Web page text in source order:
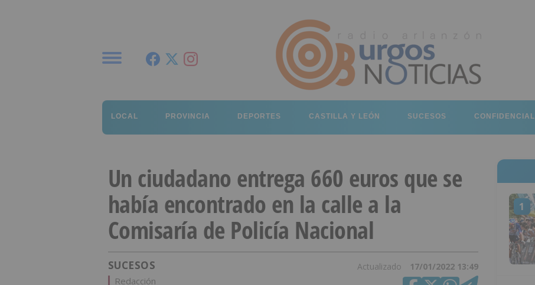
LOCAL PROVINCIA DEPORTES CASTILLA Y LEÓN SUCESOS CONFIDENCIAL
Un ciudadano entrega 660 euros que se
había encontrado en la calle a la
Comisaría de Policía Nacional
SUCESOS Actualizado 17/01/2022 13:49
Redacción
1